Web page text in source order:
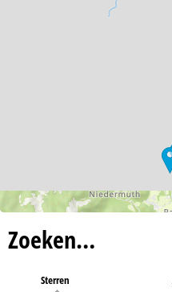
Zoeken…
Sterren